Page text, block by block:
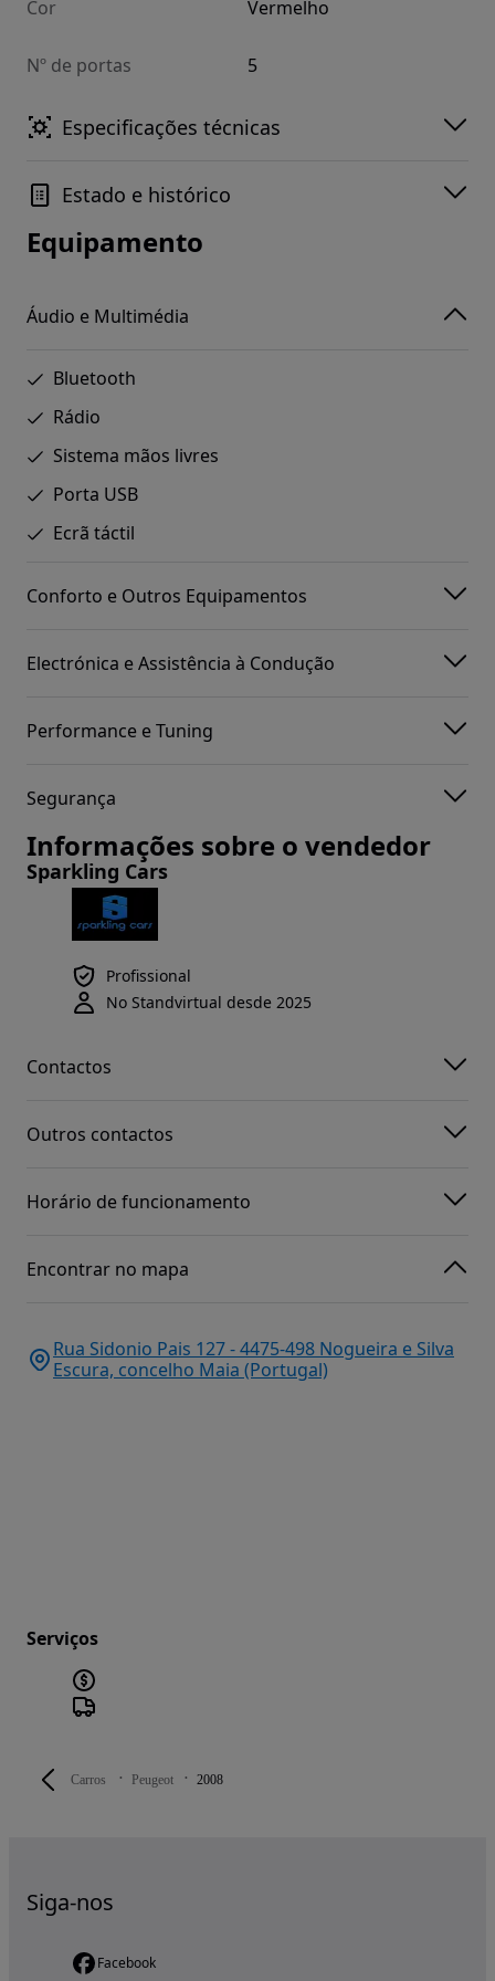
Carros Peugeot 2008
Cor Vermelho
Nº de portas 5
Especificações técnicas
Estado e histórico
Equipamento
Áudio e Multimédia
Bluetooth
Rádio
Sistema mãos livres
Porta USB
Ecrã táctil
Conforto e Outros Equipamentos
Electrónica e Assistência à Condução
Performance e Tuning
Segurança
Informações sobre o vendedor
Sparkling Cars
Profissional
No Standvirtual desde 2025
Contactos
Outros contactos
Horário de funcionamento
Encontrar no mapa
Rua Sidonio Pais 127 - 4475-498 Nogueira e Silva
Escura, concelho Maia (Portugal)
Serviços
Siga-nos
Facebook